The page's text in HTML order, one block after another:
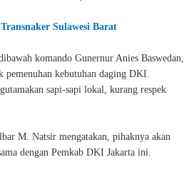
Sulawesi Barat
komando Gunernur Anies Baswedan,
pemenuhan kebutuhan daging DKI.
sapi-sapi lokal, kurang respek
M. Natsir mengatakan, pihaknya akan
dengan Pemkab DKI Jakarta ini.